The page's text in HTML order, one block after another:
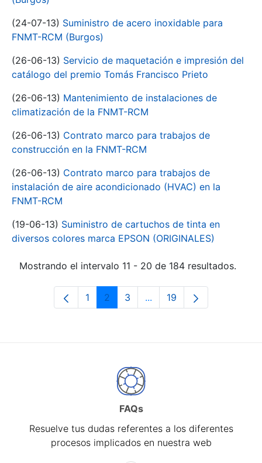
(24-07-13) Suministro de acero inoxidable para
FNMT-RCM (Burgos)
(26-06-13) Servicio de maquetación e impresión del
catálogo del premio Tomás Francisco Prieto
(26-06-13) Mantenimiento de instalaciones de
climatización de la FNMT-RCM
(26-06-13) Contrato marco para trabajos de
construcción en la FNMT-RCM
(26-06-13) Contrato marco para trabajos de
instalación de aire acondicionado (HVAC) en la
FNMT-RCM
(19-06-13) Suministro de cartuchos de tinta en
diversos colores marca EPSON (ORIGINALES)
Mostrando el intervalo 11 - 20 de 184 resultados.
Página
1 Página
2 Página
3 ...Páginas intermedias Use
Página
19
FAQs
Resuelve tus dudas referentes a los diferentes
procesos implicados en nuestra web